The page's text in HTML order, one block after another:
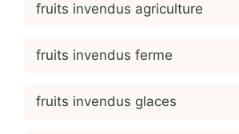
fruits invendus agriculture
fruits invendus ferme
fruits invendus glaces